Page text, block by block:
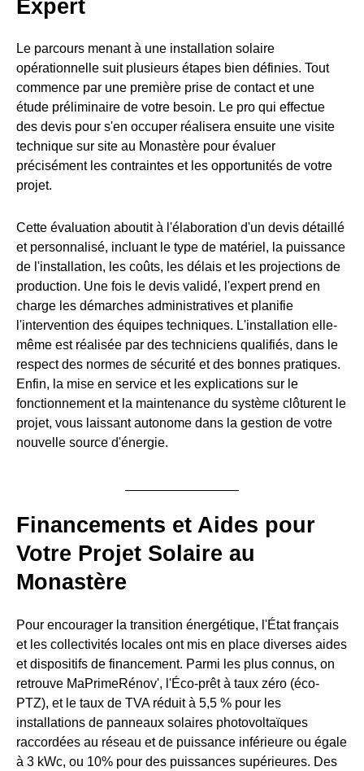
Expert
Le parcours menant à une installation solaire
opérationnelle suit plusieurs étapes bien définies. Tout
commence par une première prise de contact et une
étude préliminaire de votre besoin. Le pro qui effectue
des devis pour s'en occuper réalisera ensuite une visite
technique sur site au Monastère pour évaluer
précisément les contraintes et les opportunités de votre
projet.
Cette évaluation aboutit à l'élaboration d'un devis détaillé
et personnalisé, incluant le type de matériel, la puissance
de l'installation, les coûts, les délais et les projections de
production. Une fois le devis validé, l'expert prend en
charge les démarches administratives et planifie
l'intervention des équipes techniques. L'installation elle-
même est réalisée par des techniciens qualifiés, dans le
respect des normes de sécurité et des bonnes pratiques.
Enfin, la mise en service et les explications sur le
fonctionnement et la maintenance du système clôturent le
projet, vous laissant autonome dans la gestion de votre
nouvelle source d'énergie.
Financements et Aides pour
Votre Projet Solaire au
Monastère
Pour encourager la transition énergétique, l'État français
et les collectivités locales ont mis en place diverses aides
et dispositifs de financement. Parmi les plus connus, on
retrouve MaPrimeRénov', l'Éco-prêt à taux zéro (éco-
PTZ), et le taux de TVA réduit à 5,5 % pour les
installations de panneaux solaires photovoltaïques
raccordées au réseau et de puissance inférieure ou égale
à 3 kWc, ou 10% pour des puissances supérieures. Des